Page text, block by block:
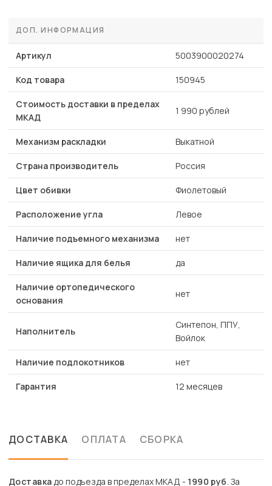
ДОП. ИНФОРМАЦИЯ
Артикул 5003900020274
Код товара 150945
Стоимость доставки в пределах
МКАД
1 990 рублей
Механизм раскладки Выкатной
Страна производитель Россия
Цвет обивки Фиолетовый
Расположение угла Левое
Наличие подъемного механизма нет
Наличие ящика для белья да
Наличие ортопедического
основания
нет
Наполнитель
Синтепон, ППУ,
Войлок
Наличие подлокотников нет
Гарантия 12 месяцев
ДОСТАВКА ОПЛАТА СБОРКА
Доставкадо подъезда в пределах МКАД - 1990 руб. За